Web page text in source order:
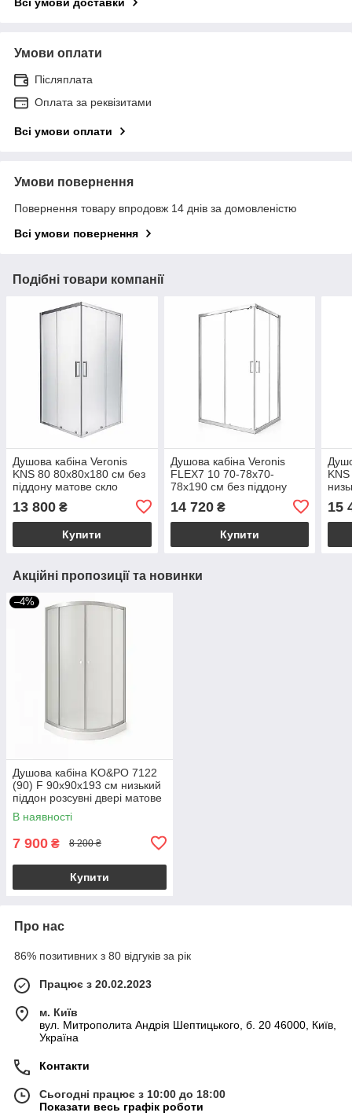
Умови оплати
Післяплата
Оплата за реквізитами
Всі умови оплати
Умови повернення
Повернення товару впродовж 14 днів за домовленістю
Всі умови повернення
Подібні товари компанії
Душова кабіна Veronis
KNS 80 80х80х180 см без
піддону матове скло
13 800 ₴
Купити
Душова кабіна Veronis
FLEX7 10 70-78х70-
78х190 см без піддону
двері
14 720₴
Купити
15
Акційні пропозиції та новинки
–4%
Душова кабіна KO&PO 7122
(90) F 90x90х193 см низький
піддон розсувні двері матове
скло
В наявності
7 900 ₴ 8 200 ₴
Купити
Про нас
86% позитивних з 80 відгуків за рік
Працює з 20.02.2023
м. Київ
вул. Митрополита Андрія Шептицького, б. 20 46000, Київ,
Україна
Контакти
Сьогодні працює з 10:00 до 18:00
Показати весь графік роботи